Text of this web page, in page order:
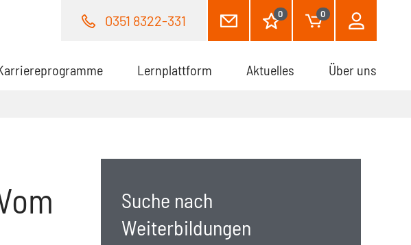
0351 8322-331 0 0
Lernplattform Aktuelles Über uns
Suche nach
Weiterbildungen